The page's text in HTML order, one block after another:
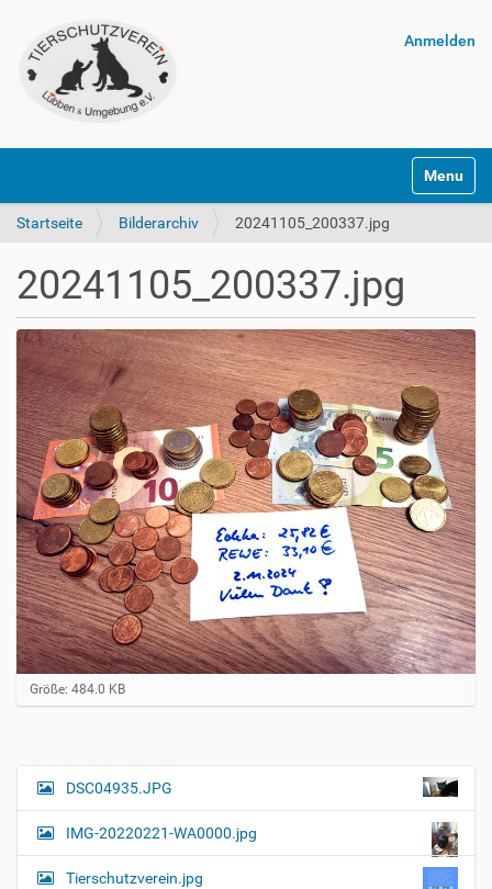
Anmelden
Startseite Bilderarchiv 20241105_200337.jpg
20241105_200337.jpg
Z
e
i
Größe: 484.0 KB
N
v
i
DSC04935.JPG
IMG-20220221-WA0000.jpg
Tierschutzverein.jpg